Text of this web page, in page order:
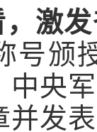
激
号颁
中央
并发